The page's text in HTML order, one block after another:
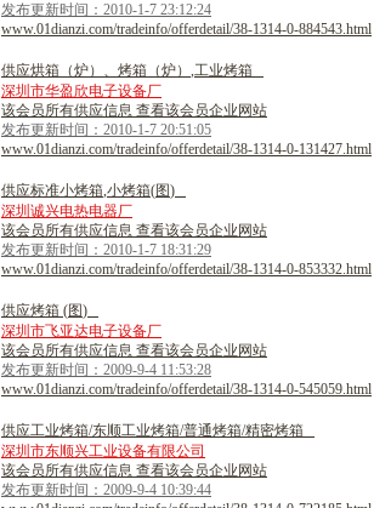
发布更新时间：2010-1-7 23:12:24
www.01dianzi.com/tradeinfo/offerdetail/38-1314-0-884543.html
供应烘箱 （炉） 、 烤箱 （炉） ,工业烤箱
深圳市华盈欣电子设备厂
该会员所有供应信息 查看该会员企业网站
发布更新时间：2010-1-7 20:51:05
www.01dianzi.com/tradeinfo/offerdetail/38-1314-0-131427.html
供应标准小烤箱,小烤箱(图)
深圳诚兴电热电器厂
该会员所有供应信息 查看该会员企业网站
发布更新时间：2010-1-7 18:31:29
www.01dianzi.com/tradeinfo/offerdetail/38-1314-0-853332.html
供应烤箱 (图)
深圳市飞亚达电子设备厂
该会员所有供应信息 查看该会员企业网站
发布更新时间：2009-9-4 11:53:28
www.01dianzi.com/tradeinfo/offerdetail/38-1314-0-545059.html
供应工业烤箱/东顺工业烤箱/普通烤箱/精密烤箱
深圳市东顺兴工业设备有限公司
该会员所有供应信息 查看该会员企业网站
发布更新时间：2009-9-4 10:39:44